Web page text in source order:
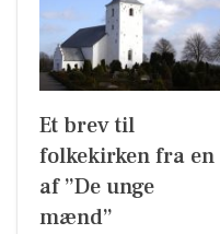
Et brev til
folkekirken fra en
af ”De unge
mænd”